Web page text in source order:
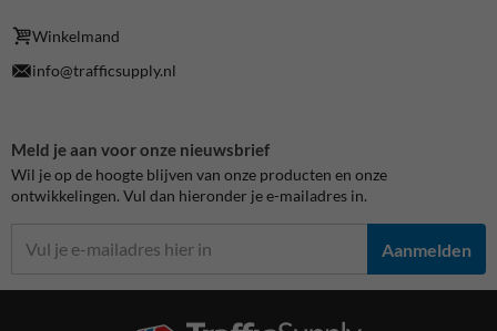
Winkelmand
info@trafficsupply.nl
Meld je aan voor onze nieuwsbrief
Wil je op de hoogte blijven van onze producten en onze
ontwikkelingen. Vul dan hieronder je e-mailadres in.
Aanmelden